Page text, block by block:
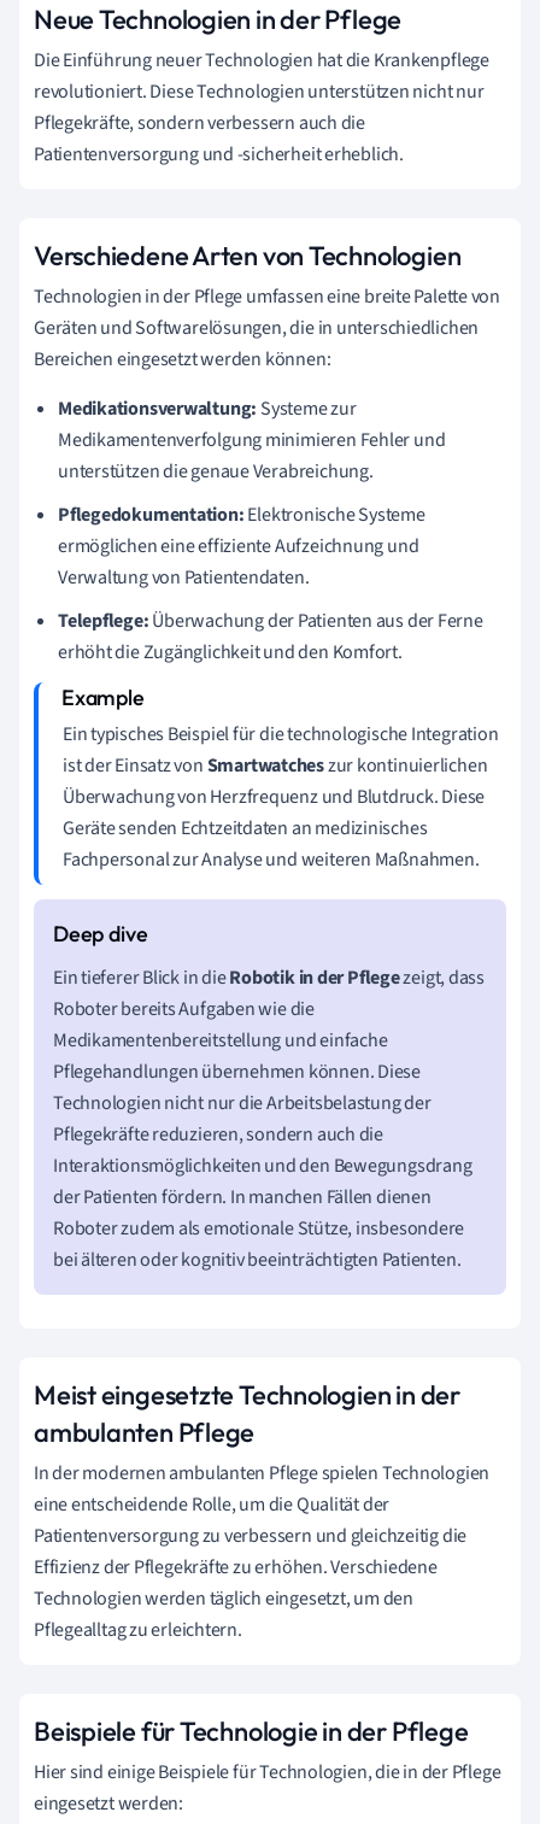
Neue Technologien in der Pflege
Die Einführung neuer Technologien hat die Krankenpflege
revolutioniert. Diese Technologien unterstützen nicht nur
Pflegekräfte, sondern verbessern auch die
Patientenversorgung und -sicherheit erheblich.
Verschiedene Arten von Technologien
Technologien in der Pflege umfassen eine breite Palette von
Geräten und Softwarelösungen, die in unterschiedlichen
Bereichen eingesetzt werden können:
Medikationsverwaltung: Systeme zur
Medikamentenverfolgung minimieren Fehler und
unterstützen die genaue Verabreichung.
Pflegedokumentation:Elektronische Systeme
ermöglichen eine effiziente Aufzeichnung und
Verwaltung von Patientendaten.
Telepflege:Überwachung der Patienten aus der Ferne
erhöht die Zugänglichkeit und den Komfort.
Ein typisches Beispiel für die technologische Integration
ist der Einsatz vonSmartwatcheszur kontinuierlichen
Überwachung von Herzfrequenz und Blutdruck. Diese
Geräte senden Echtzeitdaten an medizinisches
Fachpersonal zur Analyse und weiteren Maßnahmen.
Ein tieferer Blick in dieRobotik in der Pflegezeigt, dass
Roboter bereits Aufgaben wie die
Medikamentenbereitstellung und einfache
Pflegehandlungen übernehmen können. Diese
Technologien nicht nur die Arbeitsbelastung der
Pflegekräfte reduzieren, sondern auch die
Interaktionsmöglichkeiten und den Bewegungsdrang
der Patienten fördern. In manchen Fällen dienen
Roboter zudem als emotionale Stütze, insbesondere
bei älteren oder kognitiv beeinträchtigten Patienten.
Meist eingesetzte Technologien in der
ambulanten Pflege
In der modernen ambulanten Pflege spielen Technologien
eine entscheidende Rolle, um die Qualität der
Patientenversorgung zu verbessern und gleichzeitig die
Effizienz der Pflegekräfte zu erhöhen. Verschiedene
Technologien werden täglich eingesetzt, um den
Pflegealltag zu erleichtern.
Beispiele für Technologie in der Pflege
Hier sind einige Beispiele für Technologien, die in der Pflege
eingesetzt werden: